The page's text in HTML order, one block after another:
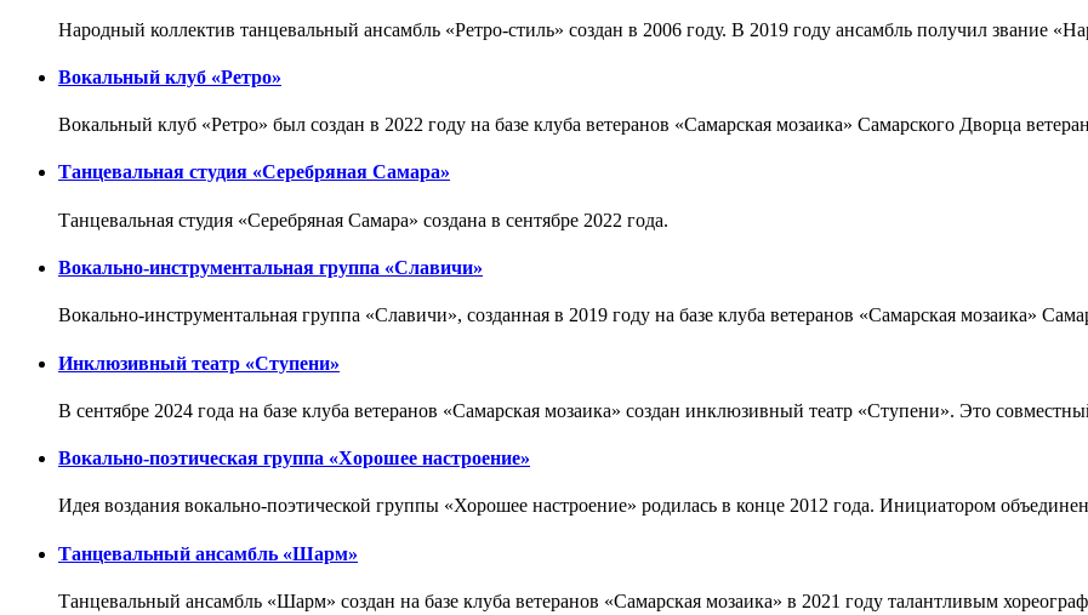
Народный коллектив танцевальный ансамбль «Ретро-стиль» создан в 2006 году. В 2019 году ансамбль получил звание
Вокальный клуб «Ретро»
Вокальный клуб «Ретро» был создан в 2022 году на базе клуба ветеранов «Самарская мозаика» Самарского Дворца
Танцевальная студия «Серебряная Самара»
Танцевальная студия «Серебряная Самара» создана в сентябре 2022 года.
Вокально-инструментальная группа «Славичи»
Вокально-инструментальная группа «Славичи», созданная в 2019 году на базе клуба ветеранов «Самарская мозаика»
Инклюзивный театр «Ступени»
В сентябре 2024 года на базе клуба ветеранов «Самарская мозаика» создан инклюзивный театр «Ступени». Это
Вокально-поэтическая группа «Хорошее настроение»
Идея воздания вокально-поэтической группы «Хорошее настроение» родилась в конце 2012 года. Инициатором
Танцевальный ансамбль «Шарм»
Танцевальный ансамбль «Шарм» создан на базе клуба ветеранов «Самарская мозаика» в 2021 году талантливым